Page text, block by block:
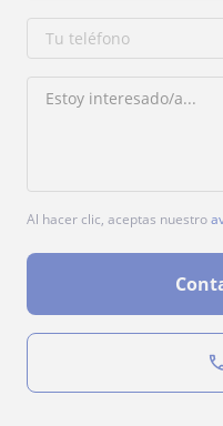
Al hacer clic, aceptas nuestro